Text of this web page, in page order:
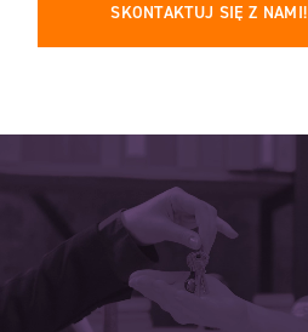
SKONTAKTUJ SIĘ Z NAMI!